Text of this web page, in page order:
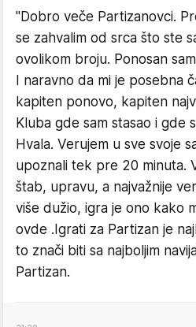
"Dobro veče Partizanovci.
se zahvalim od srca što ste
ovolikom broju. Ponosan
I naravno da mi je posebna
kapiten ponovo, kapiten
Kluba gde sam stasao i gde
Hvala. Verujem u sve svoje
upoznali tek pre 20 minuta.
štab, upravu, a najvažnije
više dužio, igra je ono kako
ovde .Igrati za Partizan je
to znači biti sa najboljim
Partizan.